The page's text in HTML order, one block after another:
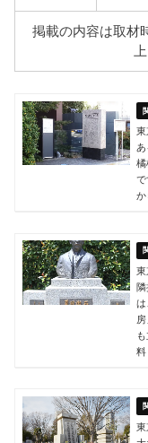
掲載の内容は取材
料